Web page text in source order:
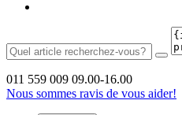
011 559 009 09.00-16.00
Nous sommes ravis de vous aider!